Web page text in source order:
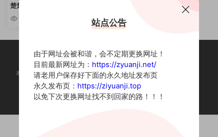
楚楚子w – 84套cos摄影作品合
集 [持续更新]
本站为摄影写真图片网站，内容来自网络收集整理，仅作个人学习使用。
如有违法内容请联系删除
Copyright © 2022 资源集
站点公告
由于网址会被和谐，会不定期更换网址！
目前最新网址为： https://zyuanji.net/
请老用户保存好下面的永久地址发布页
永久发布页： https://ziyuanji.top
以免下次更换网址找不到回家的路！！！